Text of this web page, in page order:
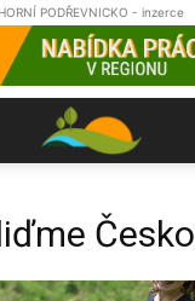
HORNÍ PODŘEVNICKO - inzerce
Česko